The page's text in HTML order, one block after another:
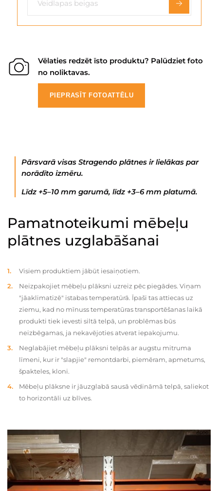
Vēlaties redzēt īsto produktu? Palūdziet foto
no noliktavas.
PIEPRASĪT FOTOATTĒLU
Pārsvarā visas Stragendo plātnes ir lielākas par
norādīto izmēru.
Līdz +5–10 mm garumā, līdz +3–6 mm platumā.
Pamatnoteikumi mēbeļu
plātnes uzglabāšanai
Visiem produktiem jābūt iesaiņotiem.
Neizpakojiet mēbeļu plāksni uzreiz pēc piegādes. Viņam
"jāaklimatizē" istabas temperatūrā. Īpaši tas attiecas uz
ziemu, kad no mīnuss temperatūras transportēšanas laikā
produkti tiek ievesti siltā telpā, un problēmas būs
neizbēgamas, ja nekavējoties atverat iepakojumu.
Neglabājiet mēbeļu plāksni telpās ar augstu mitruma
līmeni, kur ir "slapjie" remontdarbi, piemēram, apmetums,
špakteles, kloni.
Mēbeļu plāksne ir jāuzglabā sausā vēdināmā telpā, saliekot
to horizontāli uz blīves.